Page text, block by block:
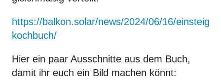
https://balkon.solar/news/2024/06/16/
kochbuch/
Hier ein paar Ausschnitte aus dem Buch,
damit ihr euch ein Bild machen könnt: